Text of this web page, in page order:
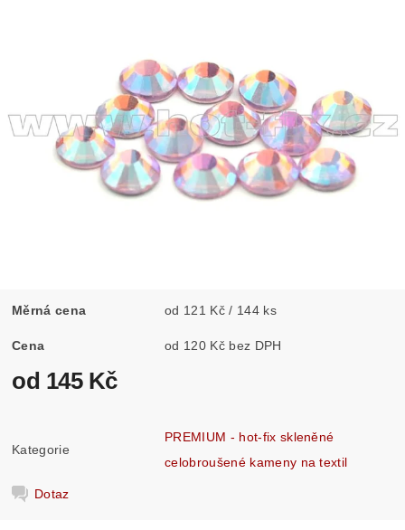
Měrná cena od 121 Kč / 144 ks
Cena od 120 Kč bez DPH
od 145 Kč
Kategorie
PREMIUM - hot-fix skleněné
celobroušené kameny na textil
Dotaz